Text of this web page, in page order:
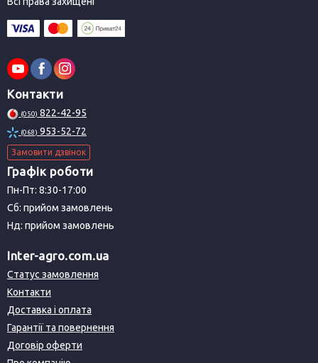
Контакти
(050) 822-42-95
(068) 953-52-72
Замовити дзвінок
Графік роботи
Пн-Пт: 8:30-17:00
Сб: прийом замовлень
Нд: прийом замовлень
Inter-agro.com.ua
Статус замовлення
Контакти
Доставка і оплата
Гарантії та повернення
Договір оферти